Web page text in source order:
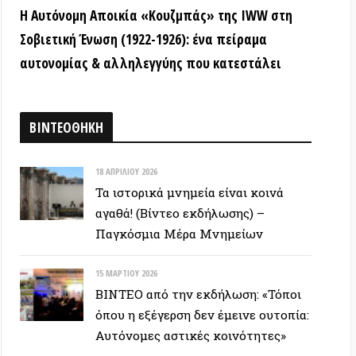
15 ΜΑΡΤΊΟΥ 2026
ΒΙΝΤΕΟ από την εκδήλωση: «Τόποι
Αυτόνομες αστικές κοινότητες»
ΒΙΝΤΕΟ: Συνέντευξη Τύπου για την
υπεράσπιση των Προσφυγικών της
Λ. Αλεξάνδρας – Αλληλεγγύη στον
απεργό πείνας
28 ΙΟΥΝΊΟΥ 2026
Colin Ward: Ο σπόρος κάτω απο το
χιόνι (Autonomedia, 2001)